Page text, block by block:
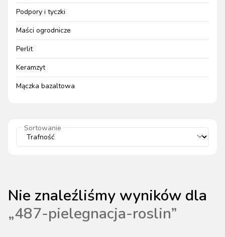
Podpory i tyczki
Maści ogrodnicze
Perlit
Keramzyt
Mączka bazaltowa
Sortowanie
Nie znaleźliśmy wyników dla
„487-pielegnacja-roslin”